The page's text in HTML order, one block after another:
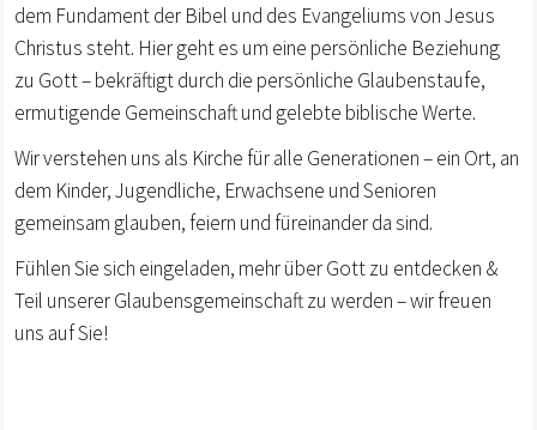
dem Fundament der Bibel und des Evangeliums von Jesus
Christus steht. Hier geht es um eine persönliche Beziehung
zu Gott – bekräftigt durch die persönliche Glaubenstaufe,
ermutigende Gemeinschaft und gelebte biblische Werte.
Wir verstehen uns als Kirche für alle Generationen – ein Ort, an
dem Kinder, Jugendliche, Erwachsene und Senioren
gemeinsam glauben, feiern und füreinander da sind.
Fühlen Sie sich eingeladen, mehr über Gott zu entdecken &
Teil unserer Glaubensgemeinschaft zu werden – wir freuen
uns auf Sie!